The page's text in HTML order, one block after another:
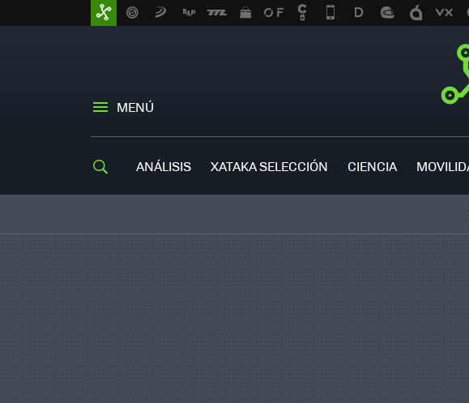
MENÚ
ANÁLISIS XATAKA SELECCIÓN CIENCIA